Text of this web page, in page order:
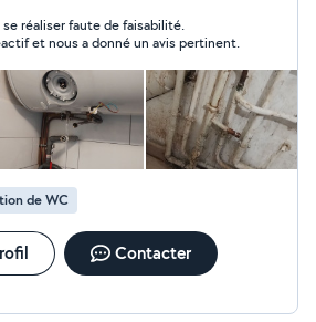
réaliser faute de faisabilité.
et nous a donné un avis pertinent.
de WC
Contacter